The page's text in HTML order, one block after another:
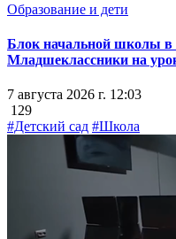
Образование и дети
Блок начальной школы в
Младшеклассники на
7 августа 2026 г. 12:03
129
#Детский сад #Школа